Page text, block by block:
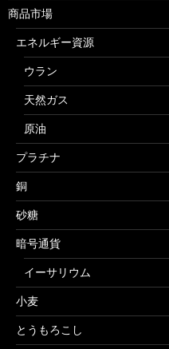
商品市場
エネルギー資源
ウラン
天然ガス
原油
プラチナ
銅
砂糖
暗号通貨
イーサリウム
小麦
とうもろこし